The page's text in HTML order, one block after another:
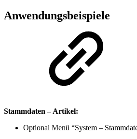
Anwendungsbeispiele
Stammdaten – Artikel:
Optional Menü “System –